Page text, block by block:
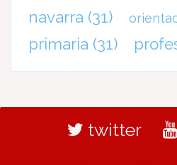
navarra (31)
primaria (31)
twitter